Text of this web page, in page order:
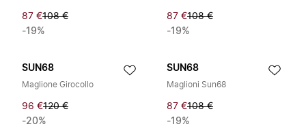
87 €108 €
-19%
87 €108 €
-19%
SUN68
Maglione Girocollo
96 €120 €
-20%
SUN68
Maglioni Sun68
87 €108 €
-19%